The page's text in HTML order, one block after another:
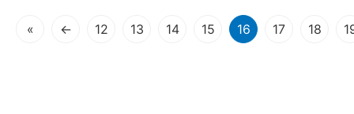
« ← 12 13 14 15 16 17 18